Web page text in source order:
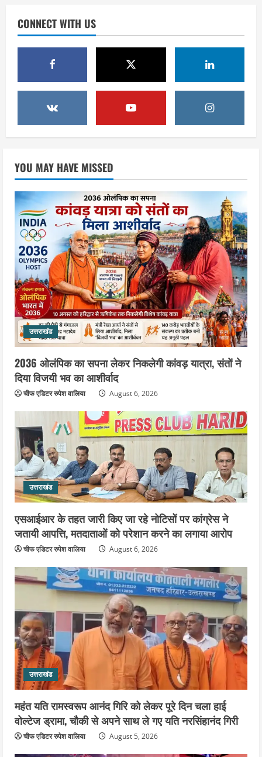
2
पर कांग्रेस ने जतायी आपत्ति, मतदाताओं को
परेशान करने का लगाया आरोप
3
महंत यति रामस्वरूप आनंद गिरि को लेकर पूरे
दिन चला हाई वोल्टेज ड्रामा, चौकी से अपने
साथ ले गए यति नरसिंहानंद गिरी
August 5, 2026
4
जिला जेल में गूंजा मां गंगा का महिमा गान,
संगीतमय कथा से कैदियों को मिला आध्यात्मिक
संदेश
August 5, 2026
5
उत्तराखंड
कांवड़ियों की सेवा में जुटा हरिद्वार-रूड़की
विकास प्राधिकरण, जलपान व प्रसाद वितरण
से जीता श्रद्धालुओं का दिल
August 5, 2026
CONNECT WITH US
YOU MAY HAVE MISSED
उत्तराखंड
2036 ओलंपिक का सपना लेकर निकलेगी कांवड़ यात्रा, संतों ने
दिया विजयी भव का आशीर्वाद
चीफ एडिटर रुपेश वालिया August 6, 2026
उत्तराखंड
एसआईआर के तहत जारी किए जा रहे नोटिसों पर कांग्रेस ने
जतायी आपत्ति, मतदाताओं को परेशान करने का लगाया आरोप
चीफ एडिटर रुपेश वालिया August 6, 2026
उत्तराखंड
महंत यति रामस्वरूप आनंद गिरि को लेकर पूरे दिन चला हाई
वोल्टेज ड्रामा, चौकी से अपने साथ ले गए यति नरसिंहानंद गिरी
चीफ एडिटर रुपेश वालिया August 5, 2026